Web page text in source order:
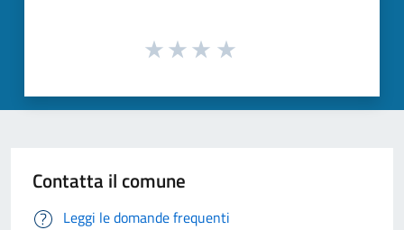
Contatta il comune
Leggi le domande frequenti